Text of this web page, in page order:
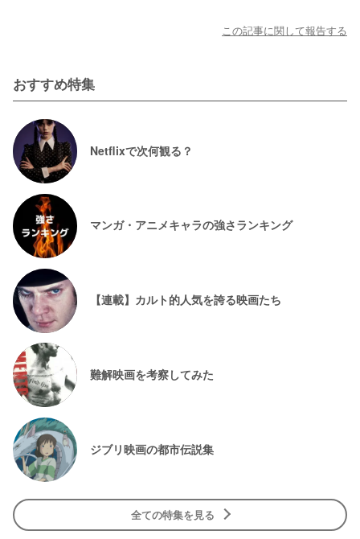
この記事に関して報告する
おすすめ特集
Netflixで次何観る？
マンガ・アニメキャラの強さランキング
【連載】カルト的人気を誇る映画たち
難解映画を考察してみた
ジブリ映画の都市伝説集
全ての特集を見る